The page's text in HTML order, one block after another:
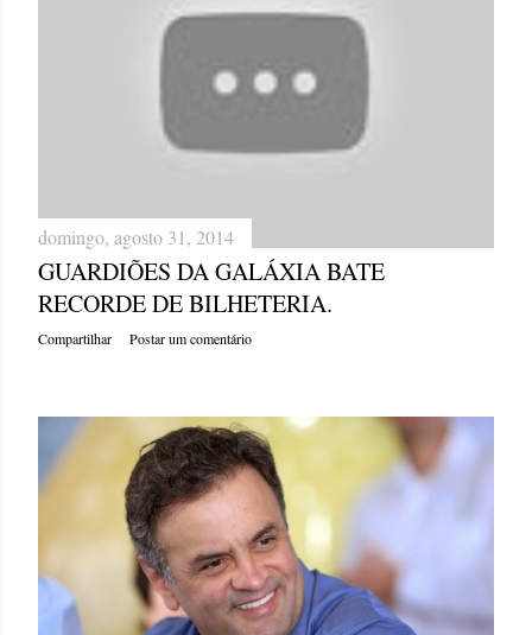
domingo, agosto 31, 2014
GUARDIÕES DA GALÁXIA BATE
RECORDE DE BILHETERIA.
Compartilhar Postar um comentário